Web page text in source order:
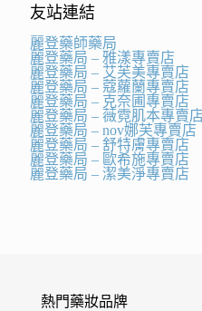
友站連結
麗登藥師藥局
麗登藥局 – 雅漾專賣店
麗登藥局 – 艾芙美專賣店
麗登藥局 – 蔻蘿蘭專賣店
麗登藥局 – 克奈圃專賣店
麗登藥局 – 薇霓肌本專賣店
麗登藥局 – nov娜芙專賣店
麗登藥局 – 舒特膚專賣店
麗登藥局 – 歐希施專賣店
麗登藥局 – 潔美淨專賣店
熱門藥妝品牌